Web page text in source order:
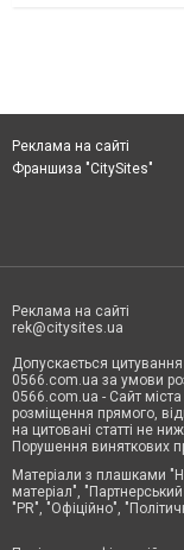
Реклама на сайті
Франшиза "CitySites"
Реклама на сайті
rek@citysites.ua
Допускається
0566.com.ua за умови
0566.com.ua - Сайт
розміщення прямого,
на цитовані статті не
Порушення виняткових
Матеріали з плашками
матеріал",
"PR", "Офіційно",